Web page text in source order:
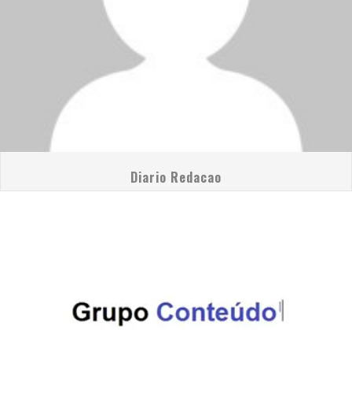
Diario Redacao